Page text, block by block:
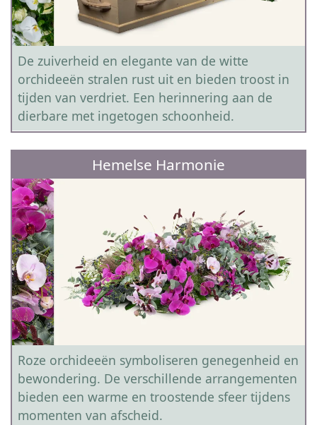
De zuiverheid en elegante van de witte
orchideeën stralen rust uit en bieden troost in
tijden van verdriet. Een herinnering aan de
dierbare met ingetogen schoonheid.
Hemelse Harmonie
Roze orchideeën symboliseren genegenheid en
bewondering. De verschillende arrangementen
bieden een warme en troostende sfeer tijdens
momenten van afscheid.